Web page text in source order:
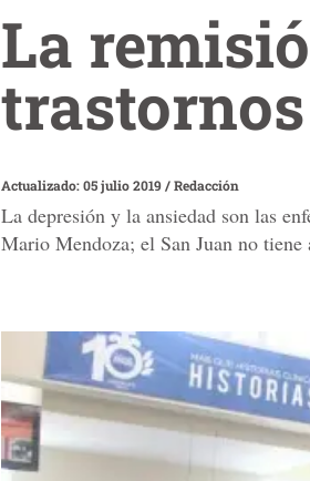
La
trastornos
Actualizado: 05 julio 2019/Redacción
La depresión y la ansiedad son las
Mario Mendoza; el San Juan no tiene